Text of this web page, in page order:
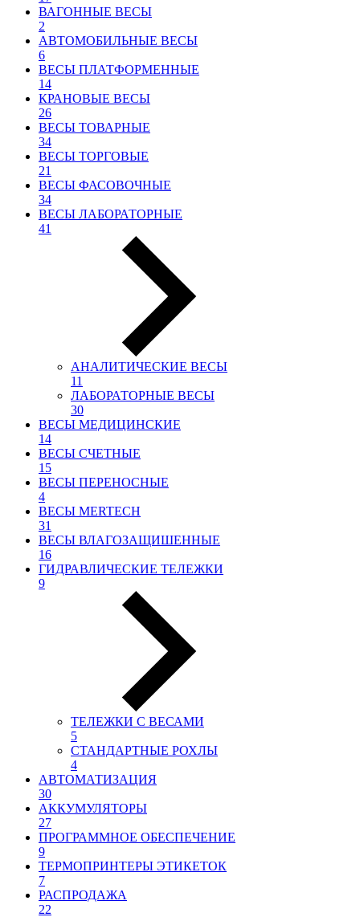
ВАГОННЫЕ ВЕСЫ
2
АВТОМОБИЛЬНЫЕ ВЕСЫ
6
ВЕСЫ ПЛАТФОРМЕННЫЕ
14
КРАНОВЫЕ ВЕСЫ
26
ВЕСЫ ТОВАРНЫЕ
34
ВЕСЫ ТОРГОВЫЕ
21
ВЕСЫ ФАСОВОЧНЫЕ
34
ВЕСЫ ЛАБОРАТОРНЫЕ
41
АНАЛИТИЧЕСКИЕ ВЕСЫ
11
ЛАБОРАТОРНЫЕ ВЕСЫ
30
ВЕСЫ МЕДИЦИНСКИЕ
14
ВЕСЫ СЧЕТНЫЕ
15
ВЕСЫ ПЕРЕНОСНЫЕ
4
ВЕСЫ MERTECH
31
ВЕСЫ ВЛАГОЗАЩИШЕННЫЕ
16
ГИДРАВЛИЧЕСКИЕ ТЕЛЕЖКИ
9
ТЕЛЕЖКИ С ВЕСАМИ
5
СТАНДАРТНЫЕ РОХЛЫ
4
АВТОМАТИЗАЦИЯ
30
АККУМУЛЯТОРЫ
27
ПРОГРАММНОЕ ОБЕСПЕЧЕНИЕ
9
ТЕРМОПРИНТЕРЫ ЭТИКЕТОК
7
РАСПРОДАЖА
22